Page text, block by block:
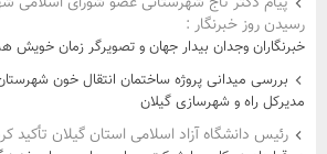
رسیدن روز خبرنگار :
خبرنگاران وجدان بیدار جهان و تصویرگر زمان خویش
بررسی میدانی پروژه ساختمان انتقال خون
مدیرکل راه و شهرسازی گیلان
رئیس دانشگاه آزاد اسلامی استان گیلان تأکید